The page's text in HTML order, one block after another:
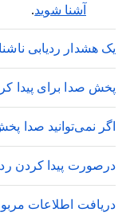
آشنا شوید.
یک هشدار ردیابی
پخش صدا برای پیدا
اگر نمی‌توانید صدا
درصورت پیدا کردن
دریافت اطلاعات